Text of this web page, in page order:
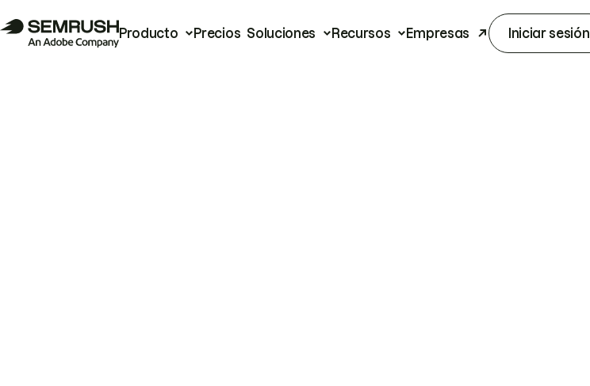
Producto Precios Soluciones Recursos Empresas Iniciar sesión